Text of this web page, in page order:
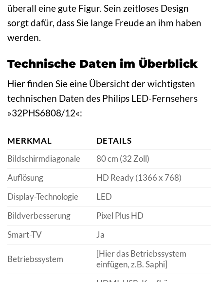
überall eine gute Figur. Sein zeitloses Design
sorgt dafür, dass Sie lange Freude an ihm haben
werden.
Technische Daten im Überblick
Hier finden Sie eine Übersicht der wichtigsten
technischen Daten des Philips LED-Fernsehers
»32PHS6808/12«:
MERKMAL
DETAILS
Bildschirmdiagonale
80 cm (32 Zoll)
Auflösung
HD Ready (1366 x 768)
Display-Technologie
LED
Bildverbesserung
Pixel Plus HD
Smart-TV
Ja
Betriebssystem
[Hier das Betriebssystem
einfügen, z.B. Saphi]